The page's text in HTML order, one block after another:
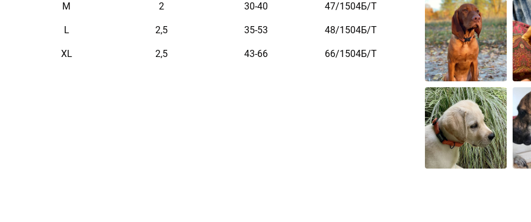
Характеристики
M 2 30-40 47/1504Б/Т
L 2,5 35-53 48/1504Б/Т
XL 2,5 43-66 66/1504Б/Т